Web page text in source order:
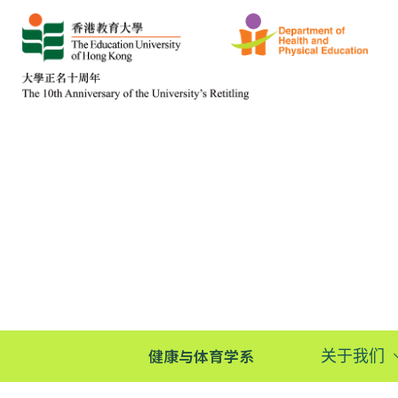
健康与体育学系 关于我们